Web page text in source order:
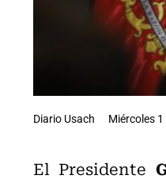
Diario Usach Miércoles
El Presidente